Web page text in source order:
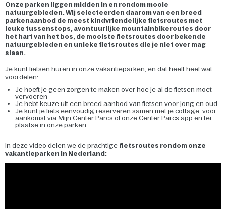
Onze parken liggen midden in en rondom mooie
natuurgebieden. Wij selecteerden daarom van een breed
parkenaanbod de meest kindvriendelijke fietsroutes met
leuke tussenstops, avontuurlijke mountainbikeroutes door
het hart van het bos, de mooiste fietsroutes door bekende
natuurgebieden en unieke fietsroutes die je niet over mag
slaan.
Je kunt fietsen huren in onze vakantieparken, en dat heeft heel wat
voordelen:
Je hoeft je geen zorgen te maken over hoe je al de fietsen moet
vervoeren
Je hebt keuze uit een breed aanbod van fietsen voor jong en oud
Je kunt je fiets eenvoudig reserveren samen met je cottage, voor
aankomst via Mijn Center Parcs of onze Center Parcs app en ter
plaatse in onze parken
In deze video delen we de prachtige fietsroutes rondom onze
vakantieparken in Nederland: